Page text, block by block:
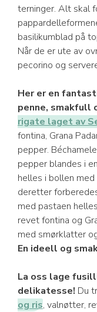
terninger. Alt skal
basilikumblad på
Når de er ute av
pecorino og
Her er en
penne, smakfull
rigate laget av
fontina, Grana
pepper.
pepper blandes i
helles i bollen med
deretter
med pastaen
revet fontina og
med smørklatter
En ideell og
La oss lage
delikatesse! Du
og ris, valnøtter,